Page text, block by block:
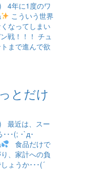
4年に1度のワ
こういう世界
なってしまい
戦！！！ チュ
まで進んで欲
とだけ
最近は、スー
･･(; ･`д･
食品だけで
、家計への負
ょうか･･･(´